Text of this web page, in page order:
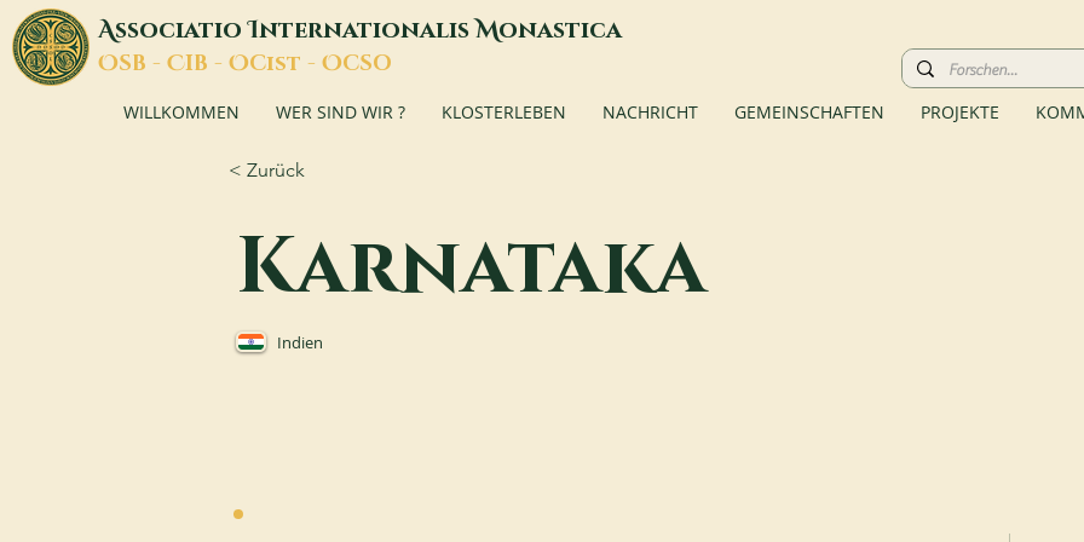
AssociatioInternationalisMonastica
OSB - CIB - OCist - OCSO
WILLKOMMEN WER SIND WIR ? KLOSTERLEBEN NACHRICHT GEMEINSCHAFTEN PROJEKTE
< Zurück
Karnataka
Indien